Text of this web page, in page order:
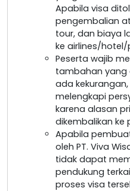
Apabila visa
pengembalian
tour, dan biaya
ke airlines/hotel/
Peserta wajib
tambahan yang
ada
melengkapi
karena alasan
dikembalikan ke
Apabila
oleh PT. Viva
tidak dapat
pendukung
proses visa